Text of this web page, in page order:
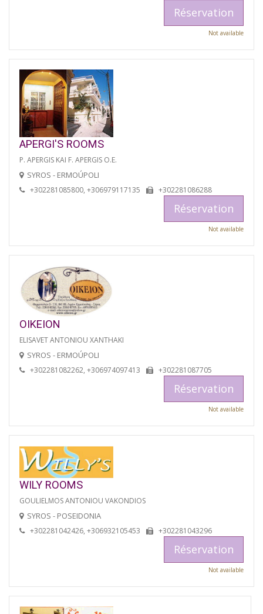
Réservation
Not available
APERGI'S ROOMS
P. APERGIS KAI F. APERGIS O.E.
SYROS - ERMOÚPOLI
+302281085800, +306979117135 +302281086288
Réservation
Not available
OIKEION
ELISAVET ANTONIOU XANTHAKI
SYROS - ERMOÚPOLI
+302281082262, +306974097413 +302281087705
Réservation
Not available
WILY ROOMS
GOULIELMOS ANTONIOU VAKONDIOS
SYROS - POSEIDONIA
+302281042426, +306932105453 +302281043296
Réservation
Not available